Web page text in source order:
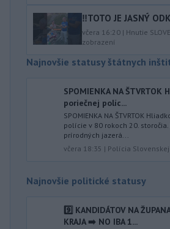
‼️TOTO JE JASNÝ
včera 16:20 | Hnutie
zobrazení
Najnovšie statusy štátnych
SPOMIENKA NA
poriečnej políc...
SPOMIENKA NA ŠTVRTOK
polície v 80 rokoch 20.
prírodných jazerá...
včera 18:35 | Polícia
Najnovšie politické statusy
9️⃣ KANDIDÁTOV NA
KRAJA ➡️ NO IBA 1️...